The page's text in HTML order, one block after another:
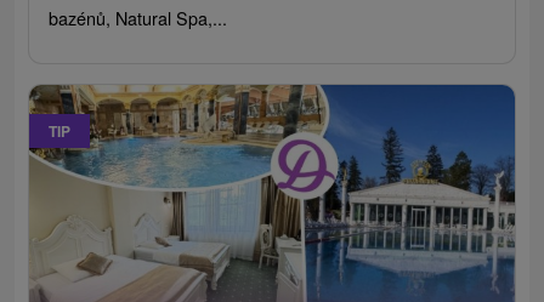
bazénů, Natural Spa,...
TIP